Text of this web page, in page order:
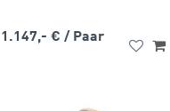
1.147,- € / Paar